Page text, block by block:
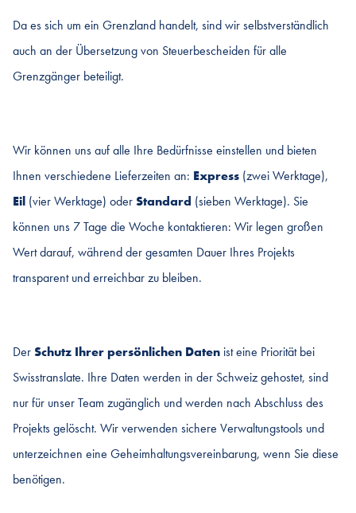
Da es sich um ein Grenzland handelt, sind wir selbstverständlich
auch an der Übersetzung von Steuerbescheiden für alle
Grenzgänger beteiligt.
Wir können uns auf alle Ihre Bedürfnisse einstellen und bieten
Ihnen verschiedene Lieferzeiten an: Express (zwei Werktage),
Eil (vier Werktage) oderStandard (sieben Werktage). Sie
können uns 7 Tage die Woche kontaktieren: Wir legen großen
Wert darauf, während der gesamten Dauer Ihres Projekts
transparent und erreichbar zu bleiben.
DerSchutz Ihrer persönlichen Daten ist eine Priorität bei
Swisstranslate. Ihre Daten werden in der Schweiz gehostet, sind
nur für unser Team zugänglich und werden nach Abschluss des
Projekts gelöscht. Wir verwenden sichere Verwaltungstools und
unterzeichnen eine Geheimhaltungsvereinbarung, wenn Sie diese
benötigen.